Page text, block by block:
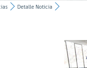
Detalle Noticia